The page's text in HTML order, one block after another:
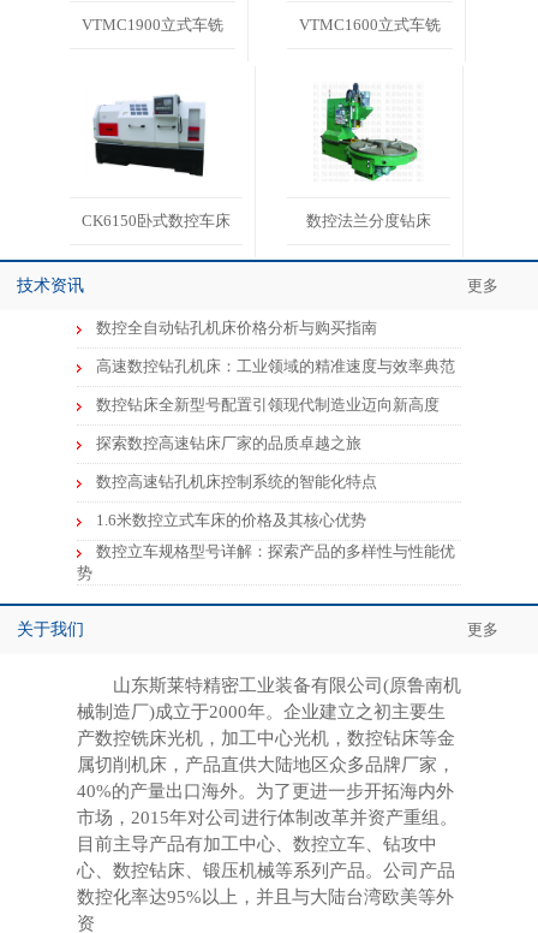
VTMC1900立式车铣 VTMC1600立式车铣
CK6150卧式数控车床 数控法兰分度钻床
技术资讯 更多
数控全自动钻孔机床价格分析与购买指南
高速数控钻孔机床：工业领域的精准速度与效率典范
数控钻床全新型号配置引领现代制造业迈向新高度
探索数控高速钻床厂家的品质卓越之旅
数控高速钻孔机床控制系统的智能化特点
1.6米数控立式车床的价格及其核心优势
数控立车规格型号详解：探索产品的多样性与性能优
势
关于我们 更多
山东斯莱特精密工业装备有限公司(原鲁南机
械制造厂)成立于2000年。企业建立之初主要生
产数控铣床光机，加工中心光机，数控钻床等金
属切削机床，产品直供大陆地区众多品牌厂家，
40%的产量出口海外。为了更进一步开拓海内外
市场，2015年对公司进行体制改革并资产重组。
目前主导产品有加工中心、数控立车、钻攻中
心、数控钻床、锻压机械等系列产品。公司产品
数控化率达95%以上，并且与大陆台湾欧美等外
资